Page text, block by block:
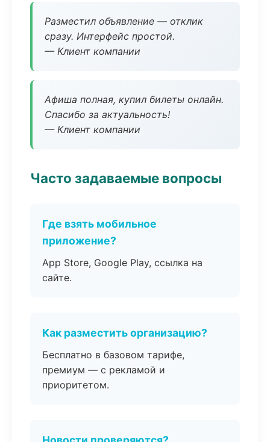
Разместил объявление — отклик
сразу. Интерфейс простой.
— Клиент компании
Афиша полная, купил билеты онлайн.
Спасибо за актуальность!
— Клиент компании
Часто задаваемые вопросы
Где взять мобильное
приложение?
App Store, Google Play, ссылка на
сайте.
Как разместить организацию?
Бесплатно в базовом тарифе,
премиум — с рекламой и
приоритетом.